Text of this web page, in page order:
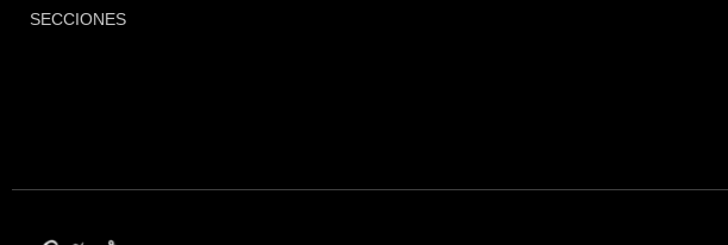
SECCIONES